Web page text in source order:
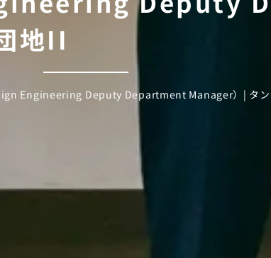
地II
Engineering Deputy Department Manager）| タン